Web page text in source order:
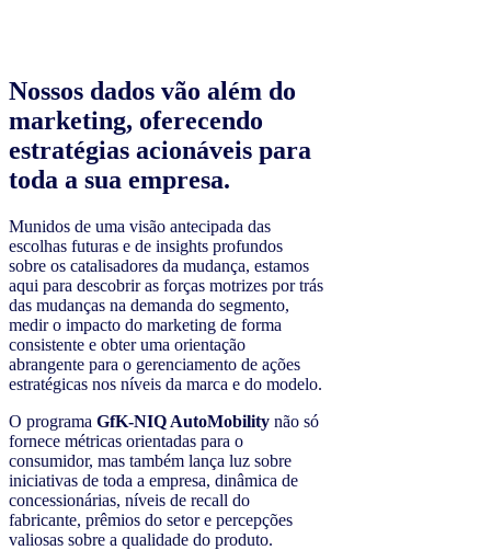
Nossos dados vão além do
marketing, oferecendo
estratégias acionáveis para
toda a sua empresa.
Munidos de uma visão antecipada das
escolhas futuras e de insights profundos
sobre os catalisadores da mudança, estamos
aqui para descobrir as forças motrizes por trás
das mudanças na demanda do segmento,
medir o impacto do marketing de forma
consistente e obter uma orientação
abrangente para o gerenciamento de ações
estratégicas nos níveis da marca e do modelo.
O programa GfK-NIQ AutoMobility não só
fornece métricas orientadas para o
consumidor, mas também lança luz sobre
iniciativas de toda a empresa, dinâmica de
concessionárias, níveis de recall do
fabricante, prêmios do setor e percepções
valiosas sobre a qualidade do produto.